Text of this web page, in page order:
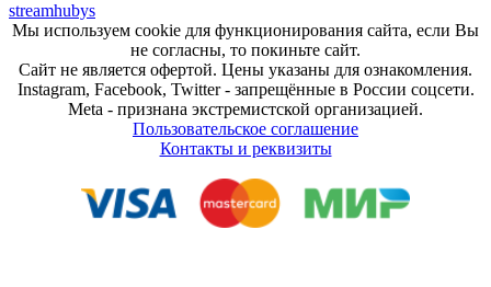
streamhubys
Мы используем cookie для функционирования сайта, если Вы
не согласны, то покиньте сайт.
Сайт не является офертой. Цены указаны для ознакомления.
Instagram, Facebook, Twitter - запрещённые в России соцсети.
Meta - признана экстремистской организацией.
Пользовательское соглашение
Контакты и реквизиты